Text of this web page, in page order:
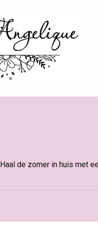
Haal de zomer in huis met